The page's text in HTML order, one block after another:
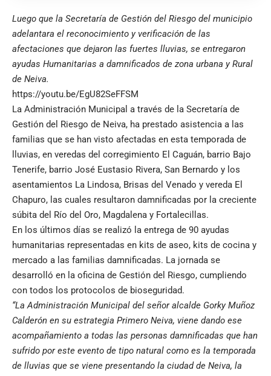
Luego que la Secretaría de Gestión del Riesgo del municipio
adelantara el reconocimiento y verificación de las
afectaciones que dejaron las fuertes lluvias, se entregaron
ayudas Humanitarias a damnificados de zona urbana y Rural
de Neiva.
https://youtu.be/EgU82SeFFSM
La Administración Municipal a través de la Secretaría de
Gestión del Riesgo de Neiva, ha prestado asistencia a las
familias que se han visto afectadas en esta temporada de
lluvias, en veredas del corregimiento El Caguán, barrio Bajo
Tenerife, barrio José Eustasio Rivera, San Bernardo y los
asentamientos La Lindosa, Brisas del Venado y vereda El
Chapuro, las cuales resultaron damnificadas por la creciente
súbita del Río del Oro, Magdalena y Fortalecillas.
En los últimos días se realizó la entrega de 90 ayudas
humanitarias representadas en kits de aseo, kits de cocina y
mercado a las familias damnificadas. La jornada se
desarrolló en la oficina de Gestión del Riesgo, cumpliendo
con todos los protocolos de bioseguridad.
“La Administración Municipal del señor alcalde Gorky Muñoz
Calderón en su estrategia Primero Neiva, viene dando ese
acompañamiento a todas las personas damnificadas que han
sufrido por este evento de tipo natural como es la temporada
de lluvias que se viene presentando la ciudad de Neiva, la